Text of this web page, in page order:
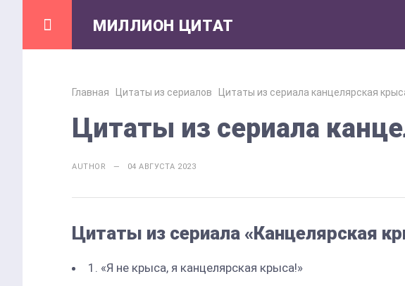
МИЛЛИОН ЦИТАТ
Главная Цитаты из сериалов Цитаты из сериала канцелярская
Цитаты из сериала
AUTHOR — 04 АВГУСТА 2023
Цитаты из сериала «Канцелярская
1. «Я не крыса, я канцелярская крыса!»